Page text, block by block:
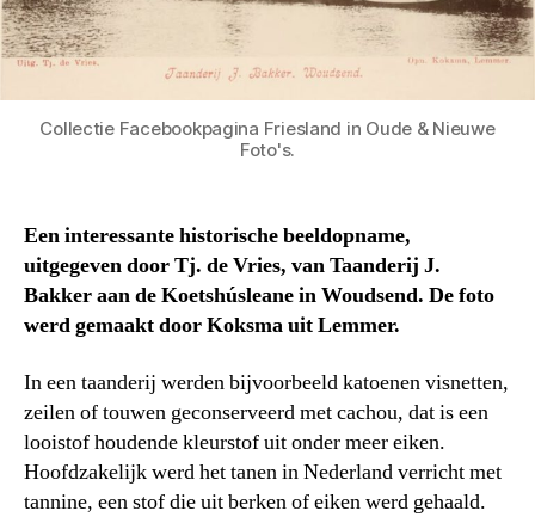
Collectie Facebookpagina Friesland in Oude & Nieuwe
Foto's.
Een interessante historische beeldopname,
uitgegeven door Tj. de Vries, van Taanderij J.
Bakker aan de Koetshúsleane in Woudsend. De foto
werd gemaakt door Koksma uit Lemmer.
In een taanderij werden bijvoorbeeld katoenen visnetten,
zeilen of touwen geconserveerd met cachou, dat is een
looistof houdende kleurstof uit onder meer eiken.
Hoofdzakelijk werd het tanen in Nederland verricht met
tannine, een stof die uit berken of eiken werd gehaald.